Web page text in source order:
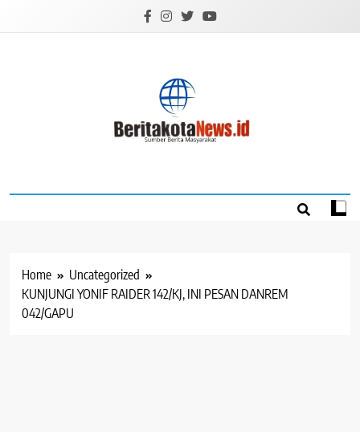
Home
Uncategorized
KUNJUNGI YONIF RAIDER 142/KJ, INI PESAN DANREM
042/GAPU